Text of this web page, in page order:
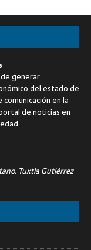
generar
del estado de
en la
de noticias en
Tuxtla Gutiérrez